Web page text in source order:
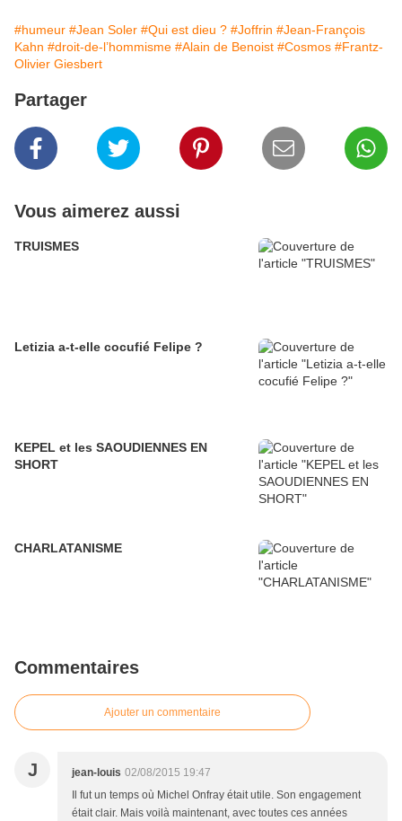
#humeur #Jean Soler #Qui est dieu ? #Joffrin #Jean-François
Kahn #droit-de-l’hommisme #Alain de Benoist #Cosmos #Frantz-
Olivier Giesbert
Partager
Vous aimerez aussi
TRUISMES
Letizia a-t-elle cocufié Felipe ?
KEPEL et les SAOUDIENNES EN
SHORT
CHARLATANISME
Commentaires
Ajouter un commentaire
J jean-louis 02/08/2015 19:47
Il fut un temps où Michel Onfray était utile. Son engagement
était clair. Mais voilà maintenant, avec toutes ces années